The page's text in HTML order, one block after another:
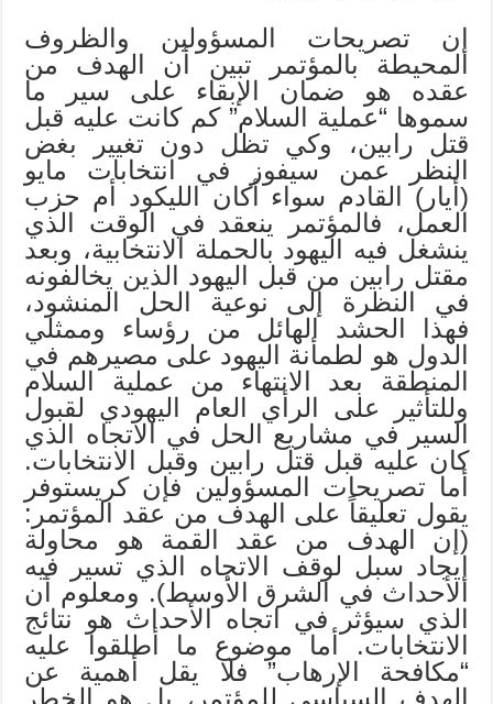
إن تصريحات المسؤولين والظروف
المحيطة بالمؤتمر تبين أن الهدف من
عقده هو ضمان الإبقاء على سير ما
سموها “عملية السلام” كم كانت عليه قبل
قتل رابين، وكي تظل دون تغيير بغض
النظر عمن سيفوز في انتخابات مايو
(أيار) القادم سواء أكان الليكود أم حزب
العمل، فالمؤتمر ينعقد في الوقت الذي
ينشغل فيه اليهود بالحملة الانتخابية، وبعد
مقتل رابين من قبل اليهود الذين يخالفونه
في النظرة إلى نوعية الحل المنشود،
فهذا الحشد الهائل من رؤساء وممثلي
الدول هو لطمأنة اليهود على مصيرهم في
المنطقة بعد الانتهاء من عملية السلام
وللتأثير على الرأي العام اليهودي لقبول
السير في مشاريع الحل في الاتجاه الذي
كان عليه قبل قتل رابين وقبل الانتخابات.
أما تصريحات المسؤولين فإن كريستوفر
يقول تعليقاً على الهدف من عقد المؤتمر:
(إن الهدف من عقد القمة هو محاولة
إيجاد سبل لوقف الاتجاه الذي تسير فيه
الأحداث في الشرق الأوسط). ومعلوم أن
الذي سيؤثر في اتجاه الأحداث هو نتائج
الانتخابات. أما موضوع ما أطلقوا عليه
“مكافحة الإرهاب” فلا يقل أهمية عن
الهدف السياسي للمؤتمر، بل هو الخطر